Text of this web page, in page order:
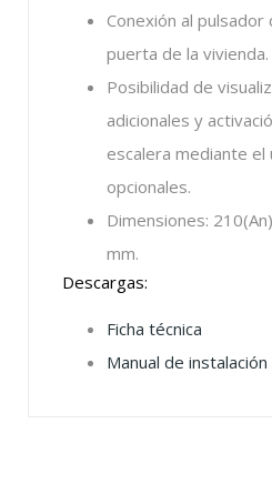
Conexión al pulsador
puerta de la vivienda.
Posibilidad de
adicionales y
escalera mediante
opcionales.
Dimensiones:
mm.
Descargas:
Ficha técnica
Manual de instalación